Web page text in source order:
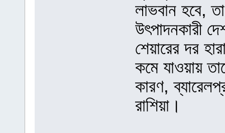
লাভবান হবে,
উৎপাদনকারী
শেয়ারের দর
কমে যাওয়ায়
কারণ,
রাশিয়া।